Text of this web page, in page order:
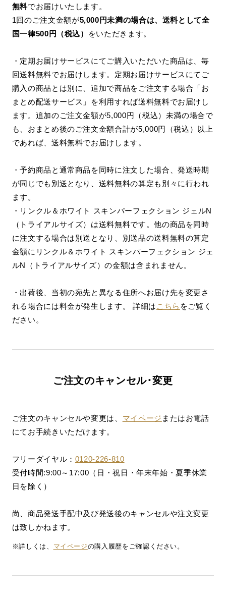
無料でお届けいたします。
1回のご注文金額が5,000円未満の場合は、送料として全
国一律500円（税込）
をいただきます。
・定期お届けサービスにてご購入いただいた商品は、毎
回送料無料でお届けします。定期お届けサービスにてご
購入の商品とは別に、追加で商品をご注文する場合「お
まとめ配送サービス」を利用すれば送料無料でお届けし
ます。追加のご注文金額が5,000円（税込）未満の場合で
も、おまとめ後のご注文金額合計が5,000円（税込）以上
であれば、送料無料でお届けします。
・予約商品と通常商品を同時に注文した場合、発送時期
が同じでも別送となり、送料無料の算定も別々に行われ
ます。
・リンクル＆ホワイト スキンパーフェクション ジェルN
（トライアルサイズ）は送料無料です。他の商品を同時
に注文する場合は別送となり、別送品の送料無料の算定
金額にリンクル＆ホワイト スキンパーフェクション ジェ
ルN（トライアルサイズ）の金額は含まれません。
・出荷後、当初の宛先と異なる住所へお届け先を変更さ
れる場合には料金が発生します。 詳細は こちら をご覧く
ださい。
ご注文のキャンセル･変更
ご注文のキャンセルや変更は、 マイページ またはお電話
にてお手続きいただけます。
フリーダイヤル： 0120-226-810
受付時間:9:00～17:00（日・祝日・年末年始・夏季休業
日を除く）
尚、商品発送手配中及び発送後のキャンセルや注文変更
は致しかねます。
※詳しくは、 マイページの購入履歴をご確認ください。